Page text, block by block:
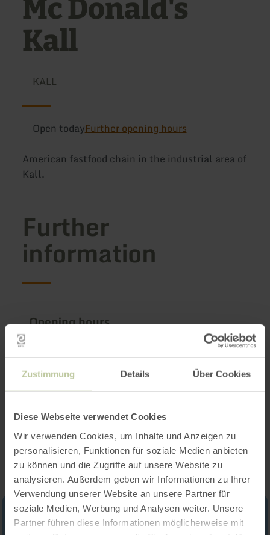
Zustimmung Details Über Cookies
Diese Webseite verwendet Cookies
Wir verwenden Cookies, um Inhalte und Anzeigen zu
personalisieren, Funktionen für soziale Medien anbieten
zu können und die Zugriffe auf unsere Website zu
analysieren. Außerdem geben wir Informationen zu Ihrer
Verwendung unserer Website an unsere Partner für
soziale Medien, Werbung und Analysen weiter. Unsere
Partner führen diese Informationen möglicherweise mit
Mc Donald's
Kall
KALL
Open todayFurther opening hours
American fastfood chain in the industrial area of
Kall.
Further
information
Opening hours
Categories
Impressions